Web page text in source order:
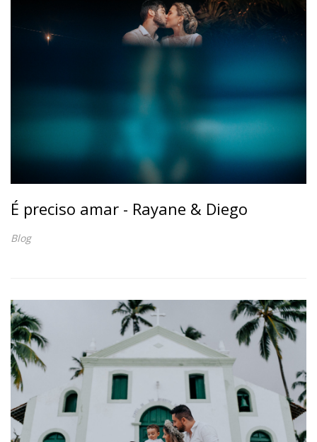
É preciso amar - Rayane & Diego
Blog